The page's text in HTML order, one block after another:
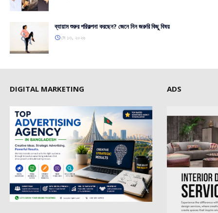
ব্যায়াম শুরুর পরিকল্পনা করছেন? জেনে নিন জরুরি কিছু বিষয়
মে ১৩, ২০২৬
DIGITAL MARKETING ADS